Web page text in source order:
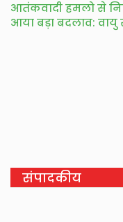
आतंकवादी हमलो से
आया बड़ा बदलाव: वायु
संपादकीय